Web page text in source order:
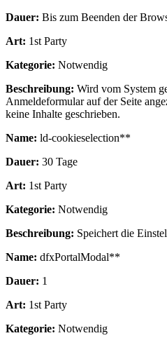
Dauer: Bis zum Beenden der
Art: 1st Party
Kategorie: Notwendig
Beschreibung: Wird vom System
Anmeldeformular auf der Seite
keine Inhalte geschrieben.
Name: ld-cookieselection**
Dauer: 30 Tage
Art: 1st Party
Kategorie: Notwendig
Beschreibung: Speichert die
Name: dfxPortalModal**
Dauer: 1
Art: 1st Party
Kategorie: Notwendig